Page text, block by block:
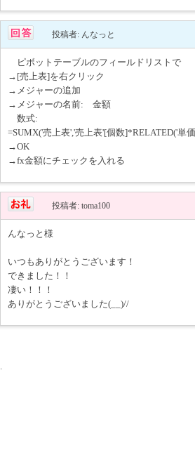
投稿者: んなっと
ピボットテーブルのフィールドリストで
→[売上表]を右クリック
→メジャーの追加
→メジャーの名前: 金額
数式:
=SUMX('売上表','売上表'[個数]*RELATED('単
→OK
→fx金額にチェックを入れる
投稿者: toma100
んなっと様
いつもありがとうございます！
できました！！
凄い！！！
ありがとうございました(__)//